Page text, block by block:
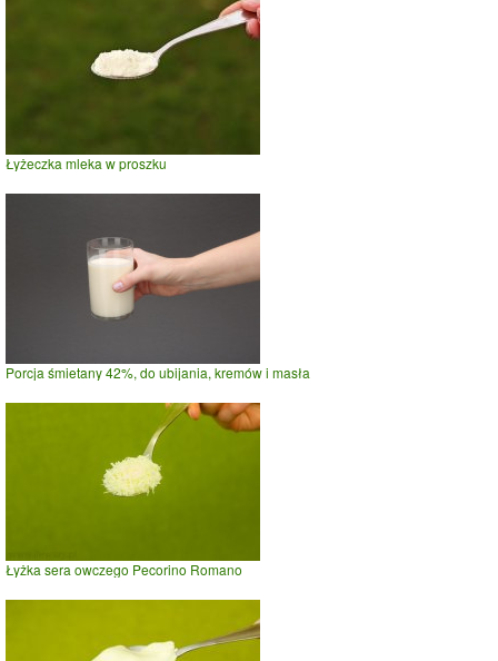
Łyżeczka mleka w proszku
Porcja śmietany 42%, do ubijania, kremów i masła
Łyżka sera owczego Pecorino Romano